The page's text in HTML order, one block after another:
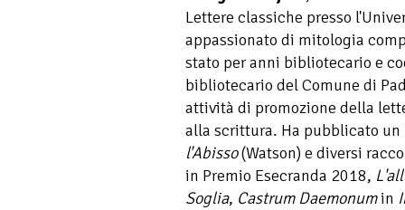
Lettere classiche presso
appassionato di mitologia
stato per anni bibliotecario e
bibliotecario del Comune di
attività di promozione della
alla scrittura. Ha pubblicato
l'Abisso(Watson) e diversi
in Premio Esecranda 2018,
Soglia, Castrum Daemonumin